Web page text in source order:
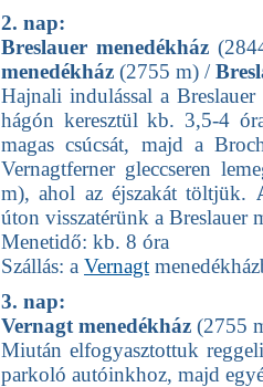
2. nap:
Breslauer menedékház
menedékház (2755 m) /
Hajnali indulással a
hágón keresztül kb. 3,5-4
magas csúcsát, majd a
Vernagtferner gleccseren
m), ahol az éjszakát töltjük.
úton visszatérünk a Breslauer
Menetidő: kb. 8 óra
Szállás: a Vernagt
3. nap:
Vernagt menedékház (2755
Miután elfogyasztottuk
parkoló autóinkhoz, majd